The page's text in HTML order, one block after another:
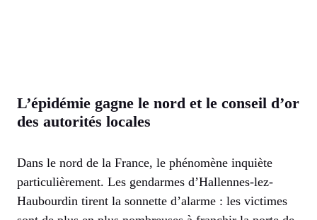
L’épidémie gagne le nord et le conseil d’or
des autorités locales
Dans le nord de la France, le phénomène inquiète
particulièrement. Les gendarmes d’Hallennes-lez-
Haubourdin tirent la sonnette d’alarme : les victimes